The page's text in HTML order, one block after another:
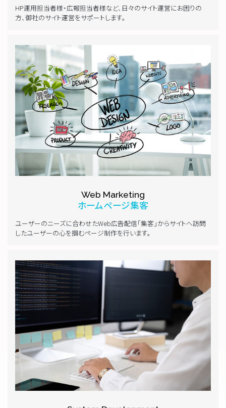
HP運用担当者様・広報担当者様など、日々のサイト運営にお困りの
方、御社のサイト運営をサポートします。
Web Marketing
ホームページ集客
ユーザーのニーズに合わせたWeb広告配信「集客」からサイトへ訪問
したユーザーの心を掴むページ制作を行います。